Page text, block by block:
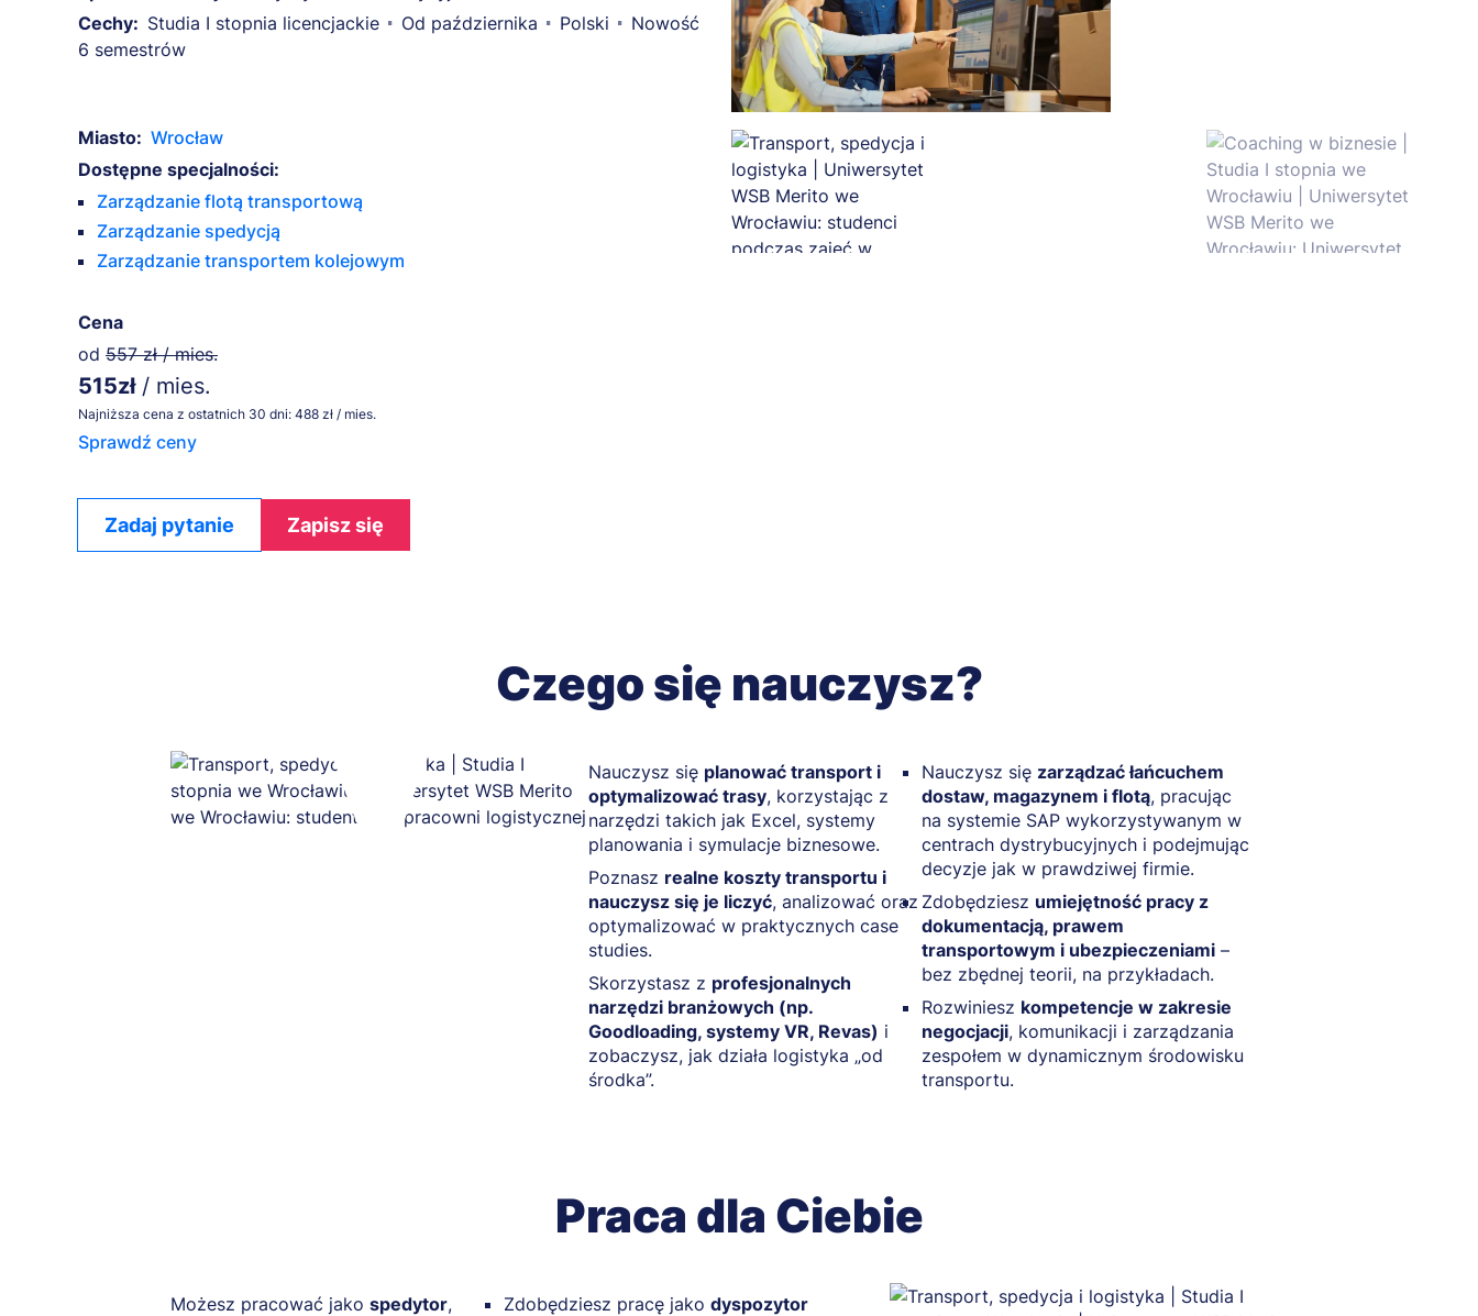
Cechy: Studia I stopnia licencjackie Od października Polski
Nowość
6 semestrów
Miasto: Wrocław
Dostępne specjalności:
Zarządzanie flotą transportową
Zarządzanie spedycją
Zarządzanie transportem kolejowym
Cena
od 557 zł / mies.
515zł / mies.
Najniższa cena z ostatnich 30 dni: 488 zł / mies.
Sprawdź ceny
Zadaj pytanie Zapisz się
Czego się nauczysz?
Nauczysz się planować transport i
optymalizować trasy, korzystając z
narzędzi takich jak Excel, systemy
planowania i symulacje biznesowe.
Poznasz realne koszty transportu i
nauczysz się je liczyć, analizować oraz
optymalizować w praktycznych case
studies.
Skorzystasz z profesjonalnych
narzędzi branżowych (np.
Goodloading, systemy VR, Revas) i
zobaczysz, jak działa logistyka „od
środka”.
Nauczysz się zarządzać łańcuchem
dostaw, magazynem i flotą, pracując
na systemie SAP wykorzystywanym w
centrach dystrybucyjnych i podejmując
decyzje jak w prawdziwej firmie.
Zdobędziesz umiejętność pracy z
dokumentacją, prawem
transportowym i ubezpieczeniami –
bez zbędnej teorii, na przykładach.
Rozwiniesz kompetencje w zakresie
negocjacji, komunikacji i zarządzania
zespołem w dynamicznym środowisku
transportu.
Praca dla Ciebie
Możesz pracować jako spedytor,
Zdobędziesz pracę jako dyspozytor